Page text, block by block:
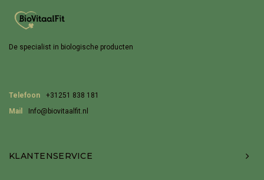
De specialist in biologische producten
Telefoon
+31251 838 181
Mail
Info@biovitaalfit.nl
KLANTENSERVICE